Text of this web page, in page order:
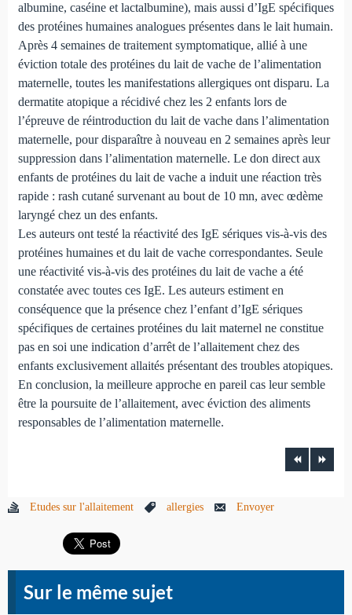
albumine, caséine et lactalbumine), mais aussi d’IgE spécifiques
des protéines humaines analogues présentes dans le lait humain.
Après 4 semaines de traitement symptomatique, allié à une
éviction totale des protéines du lait de vache de l’alimentation
maternelle, toutes les manifestations allergiques ont disparu. La
dermatite atopique a récidivé chez les 2 enfants lors de
l’épreuve de réintroduction du lait de vache dans l’alimentation
maternelle, pour disparaître à nouveau en 2 semaines après leur
suppression dans l’alimentation maternelle. Le don direct aux
enfants de protéines du lait de vache a induit une réaction très
rapide : rash cutané survenant au bout de 10 mn, avec œdème
laryngé chez un des enfants.
Les auteurs ont testé la réactivité des IgE sériques vis-à-vis des
protéines humaines et du lait de vache correspondantes. Seule
une réactivité vis-à-vis des protéines du lait de vache a été
constatée avec toutes ces IgE. Les auteurs estiment en
conséquence que la présence chez l’enfant d’IgE sériques
spécifiques de certaines protéines du lait maternel ne constitue
pas en soi une indication d’arrêt de l’allaitement chez des
enfants exclusivement allaités présentant des troubles atopiques.
En conclusion, la meilleure approche en pareil cas leur semble
être la poursuite de l’allaitement, avec éviction des aliments
responsables de l’alimentation maternelle.
Etudes sur l'allaitement allergies Envoyer
Sur le même sujet